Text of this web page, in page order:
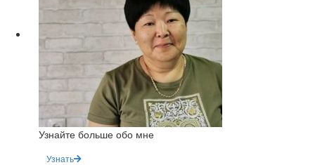
Узнайте больше обо мне
Узнать